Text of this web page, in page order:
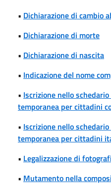
• Dichiarazione di cambio
• Dichiarazione di morte
• Dichiarazione di nascita
• Indicazione del nome
• Iscrizione nello
temporanea per cittadini
• Iscrizione nello
temporanea per cittadini
• Legalizzazione di
• Mutamento nella